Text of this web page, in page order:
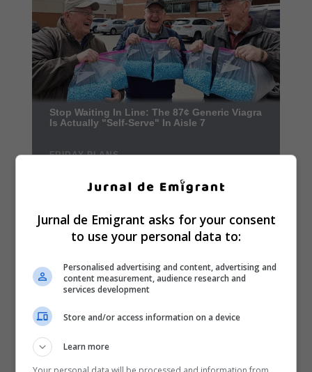
Jurnal de Emigrant asks for your consent
to use your personal data to:
Personalised advertising and content, advertising and
content measurement, audience research and
services development
Store and/or access information on a device
Learn more